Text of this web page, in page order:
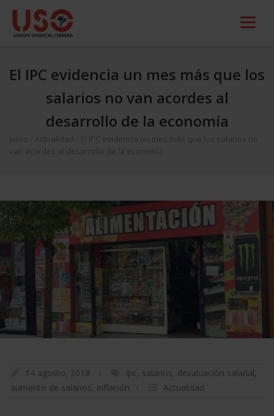
El IPC evidencia un mes más que los
salarios no van acordes al
desarrollo de la economía
Inicio Actualidad
El IPC evidencia un mes más que los salarios no
van acordes al desarrollo de la economía
14 agosto, 2018 ipc, salarios, devaluación salarial,
aumento de salarios, inflación Actualidad